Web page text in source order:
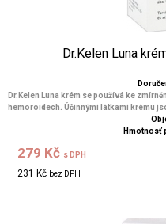
Dr.Kelen Luna
Dr.Kelen Luna krém se používá ke
hemoroidech. Účinnými látkami krému
Hmotnosť
279 Kč s DPH
231 Kč bez DPH